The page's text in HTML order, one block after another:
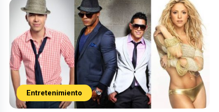
Entretenimiento